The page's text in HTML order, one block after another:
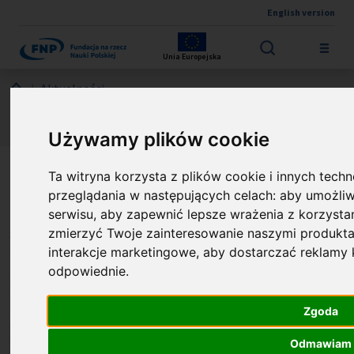
Używamy plików cookie
Ta witryna korzysta z plików cookie i innych
przeglądania w następujących celach:aby
serwisu,aby zapewnić lepsze wrażenia z
zmierzyć Twoje zainteresowanie naszymi
interakcje marketingowe,aby dostarczać reklamy
odpowiednie.
Zgoda
Odmawiam
English version
Unia Europejska
Jesteś tutaj:
Aktualności
Działanie First TEAM FENG
– wyniki I etapu oceny
projektów w naborze 1/2026